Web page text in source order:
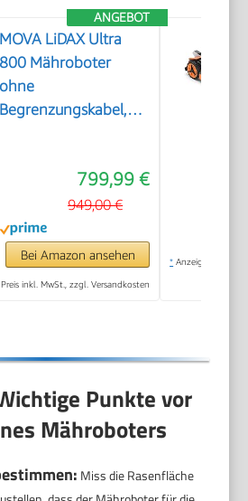
ANGEBOT
MOVA LiDAX Ultra
800 Mähroboter
ohne
Begrenzungskabel,
799,99 €
949,00 €
Bei Amazon ansehen
Preis inkl. MwSt., zzgl. Versandkosten
* Anzeige
Punkte vor
Mähroboters
Miss die Rasenfläche